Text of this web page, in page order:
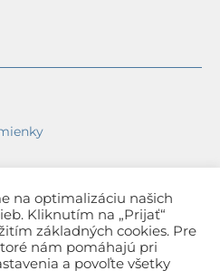
na optimalizáciu našich
Kliknutím na „Prijať“
základných cookies. Pre
nám pomáhajú pri
a povoľte všetky